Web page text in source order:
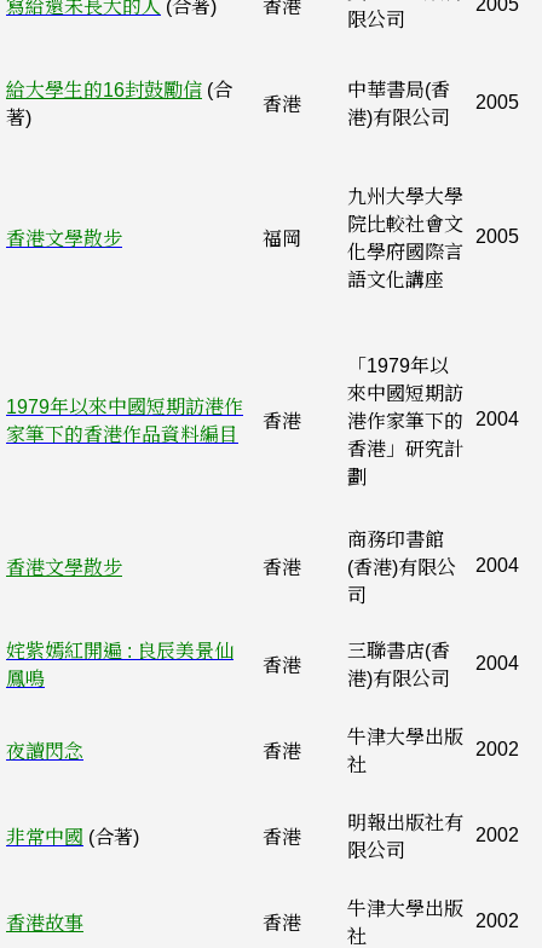
寫給還未長大的人 (合著) 香港
限公司
2005
給大學生的16封鼓勵信 (合
著)
香港
中華書局(香
港)有限公司
2005
香港文學散步 福岡
九州大學大學
院比較社會文
化學府國際言
語文化講座
2005
1979年以來中國短期訪港作
家筆下的香港作品資料編目
香港
「1979年以
來中國短期訪
港作家筆下的
香港」研究計
劃
2004
香港文學散步 香港
商務印書館
(香港)有限公
司
2004
姹紫嫣紅開遍 : 良辰美景仙
鳳鳴
香港
三聯書店(香
港)有限公司
2004
夜讀閃念 香港
牛津大學出版
社
2002
非常中國 (合著) 香港
明報出版社有
限公司
2002
香港故事 香港
牛津大學出版
社
2002